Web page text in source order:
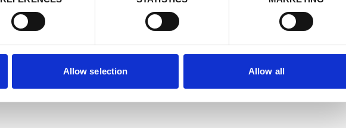
Allow selection Allow all
Tuin in de Dan Zama Kouara school, Niamey, Niger.